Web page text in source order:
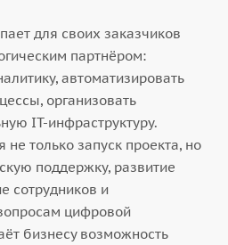
для своих заказчиков
партнёром:
автоматизировать
организовать
IT-инфраструктуру.
только запуск проекта, но
поддержку, развитие
сотрудников и
цифровой
бизнесу возможность